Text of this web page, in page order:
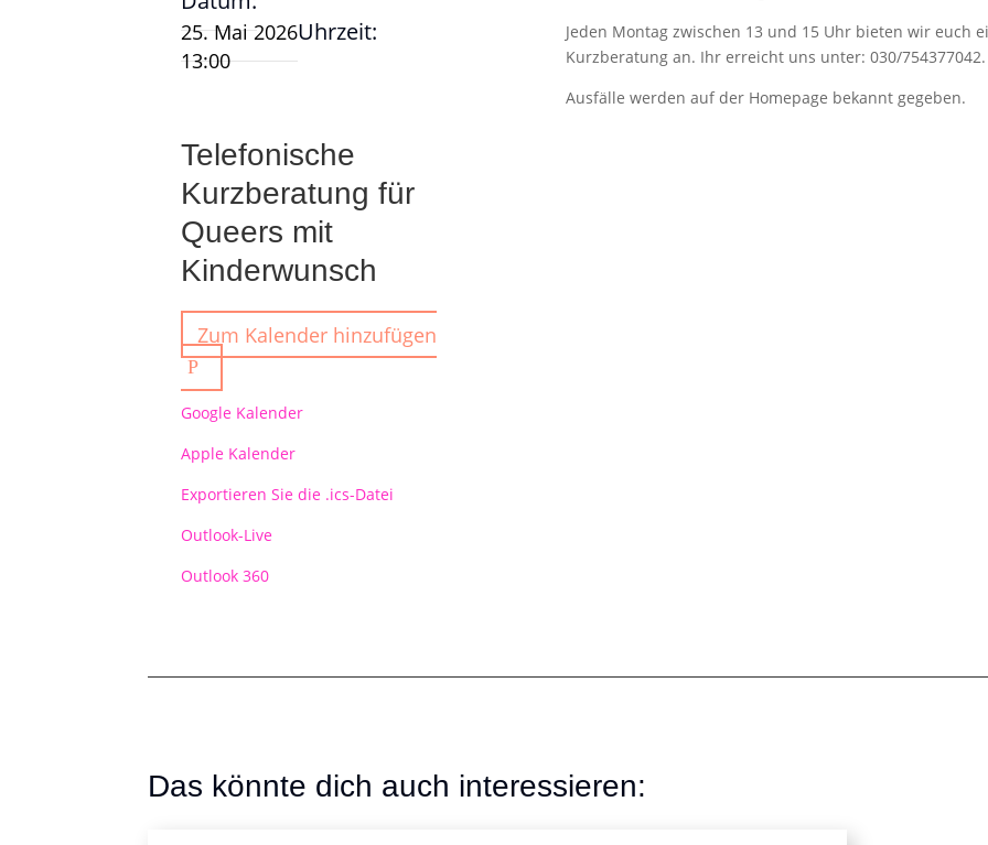
25. Mai 2026Uhrzeit:
13:00
Telefonische
Kurzberatung für
Queers mit
Kinderwunsch
Zum Kalender hinzufügen
Google Kalender
Apple Kalender
Exportieren Sie die .ics-Datei
Outlook-Live
Outlook 360
Jeden Montag zwischen 13 und 15 Uhr bieten wir euch
Kurzberatung an. Ihr erreicht uns unter: 030/754377042.
Ausfälle werden auf der Homepage bekannt gegeben.
Das könnte dich auch interessieren: